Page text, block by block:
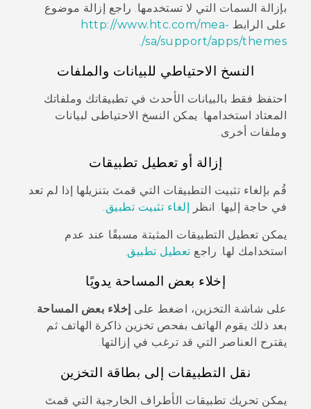
بإزالة السمات التي لا تستخدمها. راجع إزالة موضوع
على الرابط http://www.htc.com/mea-
sa/support/apps/themes/
النسخ الاحتياطي للبيانات والملفات
احتفظ فقط بالبيانات الأحدث في تطبيقاتك وملفاتك
المعتاد استخدامها. يمكن النسخ الاحتياطى لبيانات
وملفات أخرى.
إزالة أو تعطيل تطبيقات
قُم بإلغاء تثبيت التطبيقات التي قمتَ بتنزيلها إذا لم تعد
في حاجة إليها. انظر إلغاء تثبيت تطبيق
يمكن تعطيل التطبيقات المثبتة مسبقًا عند عدم
استخدامك لها. راجع تعطيل تطبيق
إخلاء بعض المساحة يدويًا
على شاشة التخزين، اضغط على إخلاء بعض المساحة.
بعد ذلك يقوم الهاتف بفحص تخزين ذاكرة الهاتف ثم
يقترح العناصر التي قد ترغب في إزالتها.
نقل التطبيقات إلى بطاقة التخزين
يمكن تحريك تطبيقات الأطراف الخارجية التي قمتَ